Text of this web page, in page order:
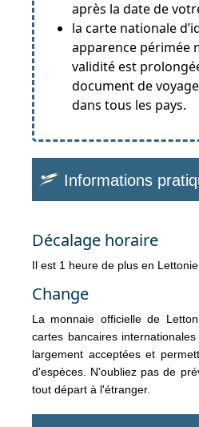
après la date de
la carte nationale
apparence périmée
validité est
document de
dans tous les pays.
Informations
Décalage horaire
Il est 1 heure de plus en
Change
La monnaie officielle de
cartes bancaires
largement acceptées et
d'espèces. N'oubliez pas de
tout départ à l'étranger.